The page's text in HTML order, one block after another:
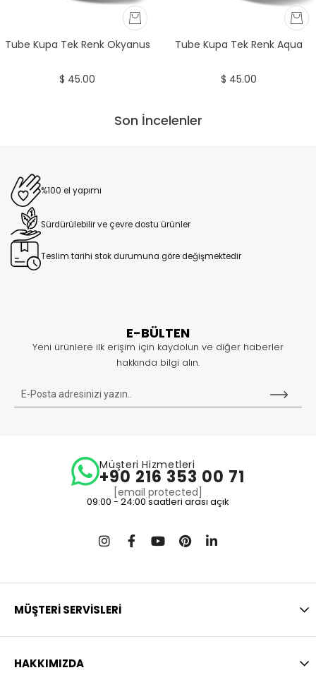
%100 el yapımı
Sürdürülebilir ve çevre dostu ürünler
Teslim tarihi stok durumuna göre değişmektedir
Tube Kupa Tek Renk Okyanus
$ 45.00
Tube Kupa Tek Renk Aqua
$ 45.00
Son İncelenler
E-BÜLTEN
Yeni ürünlere ilk erişim için kaydolun ve diğer haberler
hakkında bilgi alın.
Müşteri Hizmetleri
+90 216 353 00 71
[email protected]
09:00 - 24:00 saatleri arası açık
MÜŞTERİ SERVİSLERİ
HAKKIMIZDA